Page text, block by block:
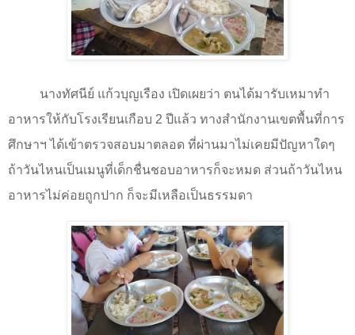
นางทัศนีย์ แก้วบุญเรือง เปิดเผยว่า ตนได้มารับเหมาทำ
อาหารให้กับโรงเรียนเกือบ 2 ปีแล้ว ทางสำนักงานเขตพื้นที่การ
ศึกษาฯ ได้เข้าตรวจสอบมาตลอด ที่ผ่านมาไม่เคยมีปัญหาใดๆ
ถ้าวันไหนเป็นเมนูที่เด็กชื่นชอบอาหารก็จะหมด ส่วนถ้าวันไหน
อาหารไม่ค่อยถูกปาก ก็จะมีเหลือเป็นธรรมดา